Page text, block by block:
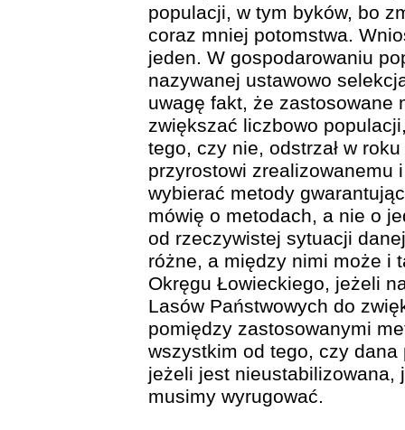
populacji, w tym byków, bo
coraz mniej potomstwa.
jeden. W gospodarowaniu
nazywanej ustawowo
uwagę fakt, że zastosowane
zwiększać liczbowo
tego, czy nie, odstrzał w
przyrostowi zrealizowanemu
wybierać metody
mówię o metodach, a nie o
od rzeczywistej sytuacji
różne, a między nimi może i
Okręgu Łowieckiego, jeżeli
Lasów Państwowych do
pomiędzy zastosowanymi
wszystkim od tego, czy
jeżeli jest nieustabilizowana,
musimy wyrugować.